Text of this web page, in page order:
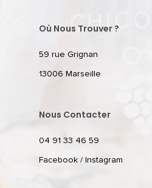
Où Nous Trouver ?
59 rue Grignan
13006 Marseille
Nous Contacter
04 91 33 46 59
Facebook / Instagram